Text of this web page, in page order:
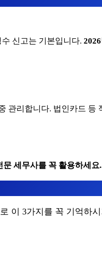
신고는 기본입니다.
관리합니다. 법인카드
세무사를 꼭 활용하세
이 3가지를 꼭 기억하